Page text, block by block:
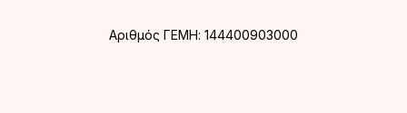
Αριθμός ΓΕΜΗ: 144400903000